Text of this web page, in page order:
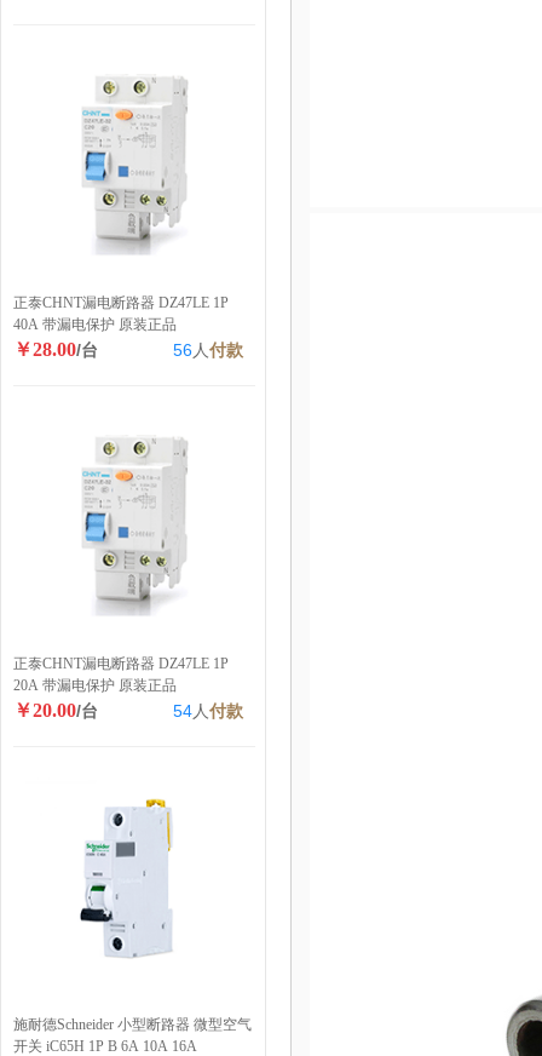
正泰CHNT漏电断路器 DZ47LE 1P
40A 带漏电保护 原装正品
￥28.00/台 56人付款
正泰CHNT漏电断路器 DZ47LE 1P
20A 带漏电保护 原装正品
￥20.00/台 54人付款
施耐德Schneider 小型断路器 微型空气
开关 iC65H 1P B 6A 10A 16A